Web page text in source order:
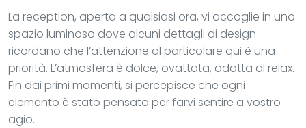
La reception, aperta a qualsiasi ora, vi accoglie in uno
spazio luminoso dove alcuni dettagli di design
ricordano che l’attenzione al particolare qui è una
priorità. L’atmosfera è dolce, ovattata, adatta al relax.
Fin dai primi momenti, si percepisce che ogni
elemento è stato pensato per farvi sentire a vostro
agio.